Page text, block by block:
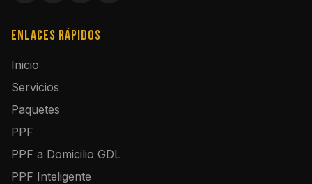
Enlaces Rápidos
Inicio
Servicios
Paquetes
PPF
PPF a Domicilio GDL
PPF Inteligente